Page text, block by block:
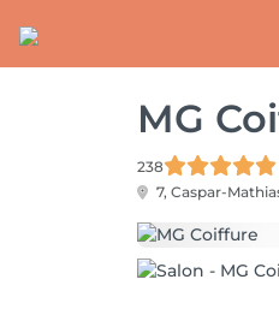
MG
238
7, Caspar-